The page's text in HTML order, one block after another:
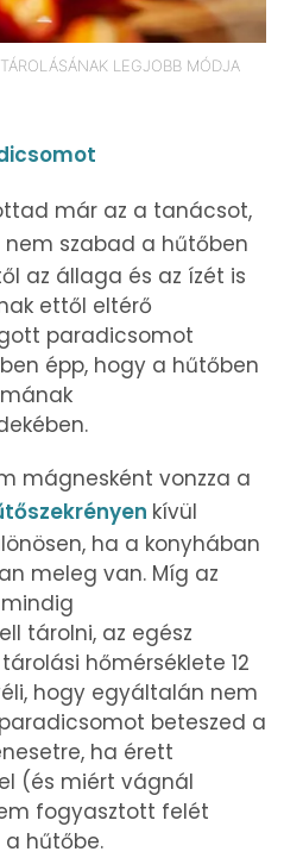
LEGJOBB MÓDJA
már az a tanácsot,
nem szabad a hűtőben
az állaga és az ízét is
ettől eltérő
paradicsomot
épp, hogy a hűtőben
mágnesként vonzza a
kívül
ha a konyhában
meleg van. Míg az
tárolni, az egész
hőmérséklete 12
hogy egyáltalán nem
beteszed a
ha érett
(és miért vágnál
fogyasztott felét
hűtőbe.